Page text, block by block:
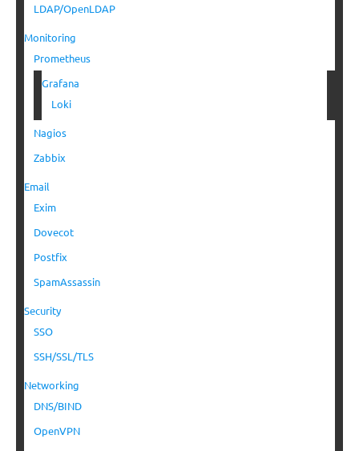
LDAP/OpenLDAP
Monitoring
Prometheus
Grafana
Loki
Nagios
Zabbix
Email
Exim
Dovecot
Postfix
SpamAssassin
Security
SSO
SSH/SSL/TLS
Networking
DNS/BIND
OpenVPN